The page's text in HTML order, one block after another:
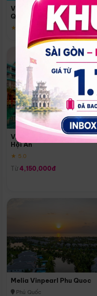
Vinpearl Resort & Spa Phu
Quoc
★ 5.0
Vinpearl Resort & Golf
Hội An
★ 5.0
Từ 4,150,000đ
Melia Vinpearl Phu Quoc
Phú Quốc